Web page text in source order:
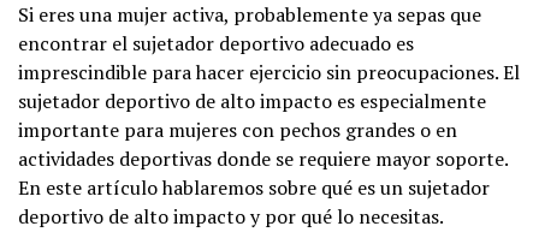
Si eres una mujer activa, probablemente ya sepas que
encontrar el sujetador deportivo adecuado es
imprescindible para hacer ejercicio sin preocupaciones. El
sujetador deportivo de alto impacto es especialmente
importante para mujeres con pechos grandes o en
actividades deportivas donde se requiere mayor soporte.
En este artículo hablaremos sobre qué es un sujetador
deportivo de alto impacto y por qué lo necesitas.